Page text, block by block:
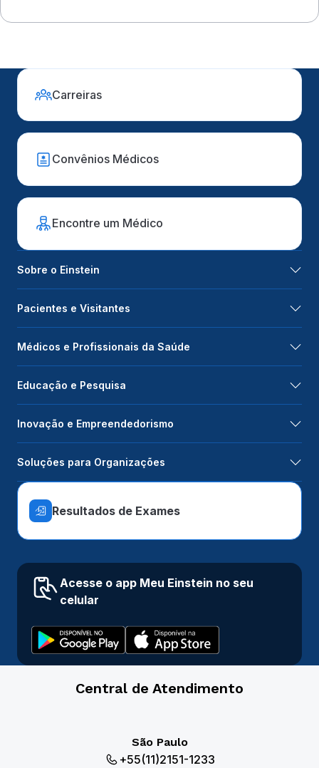
Carreiras
Convênios Médicos
Encontre um Médico
Sobre o Einstein
Pacientes e Visitantes
Médicos e Profissionais da Saúde
Educação e Pesquisa
Inovação e Empreendedorismo
Soluções para Organizações
Resultados de Exames
Acesse o app Meu Einstein no seu
celular
Central de Atendimento
São Paulo
+55(11)2151-1233